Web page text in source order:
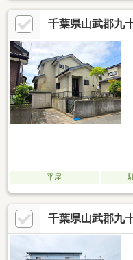
千葉県山武郡九
平屋
千葉県山武郡九